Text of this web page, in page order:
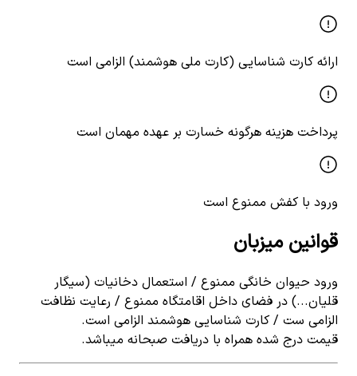
ارائه کارت شناسایی (کارت ملی هوشمند) الزامی است
پرداخت هزینه هرگونه خسارت بر عهده مهمان است
ورود با کفش ممنوع است
قوانین میزبان
ورود حیوان خانگی ممنوع / استعمال دخانیات (سیگار
قلیان...) در فضای داخل اقامتگاه ممنوع / رعایت نظافت
الزامی ست / کارت شناسایی هوشمند الزامی است.
قیمت درج شده همراه با دریافت صبحانه میباشد.